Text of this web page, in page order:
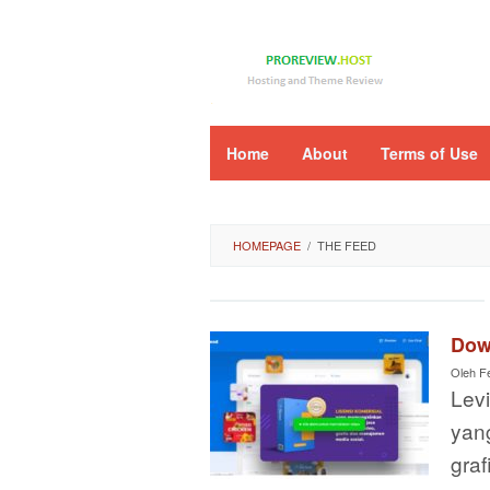
Home About Terms of Use
HOMEPAGE / THE FEED
Oleh